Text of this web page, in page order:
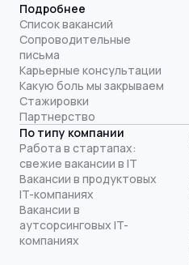
Подробнее
Список вакансий
Сопроводительные
письма
Карьерные консультации
Какую боль мы закрываем
Стажировки
Партнерство
По типу компании
Работа в стартапах:
свежие вакансии в IT
Вакансии в продуктовых
IT-компаниях
Вакансии в
аутсорсинговых IT-
компаниях